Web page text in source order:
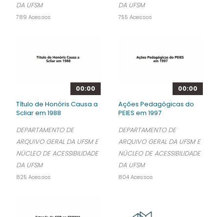
DA UFSM
789 Acessos
DA UFSM
755 Acessos
00:00
Título de Honóris Causa a
Scliar em 1988
DEPARTAMENTO DE
ARQUIVO GERAL DA UFSM E
NÚCLEO DE ACESSIBILIDADE
DA UFSM
825 Acessos
00:00
Ações Pedagógicas do
PEIES em 1997
DEPARTAMENTO DE
ARQUIVO GERAL DA UFSM E
NÚCLEO DE ACESSIBILIDADE
DA UFSM
804 Acessos